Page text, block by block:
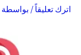
اترك تعليقاً/ بواسطة